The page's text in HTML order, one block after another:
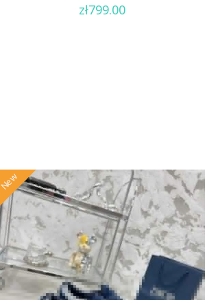
out
zł799.00
New